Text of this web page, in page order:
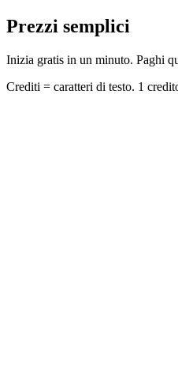
Prezzi semplici
Inizia gratis in un minuto. Paghi
Crediti = caratteri di testo. 1